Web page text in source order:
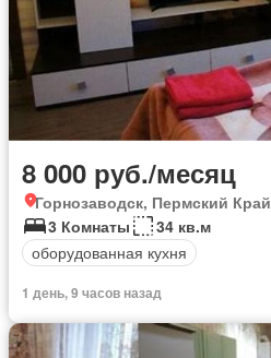
8 000 руб./месяц
Горнозаводск, Пермский Край
3 Комнаты
34 кв.м
оборудованная кухня
1 день, 9 часов назад